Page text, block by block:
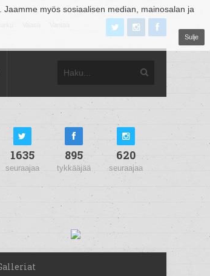
myös sosiaalisen median, mainosalan ja
Sulje
1635
seuraajaa
895
tykkääjää
620
seuraajaa